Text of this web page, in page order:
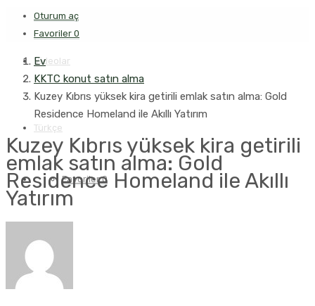
Videolar
Türkçe
Favoriler0
Oturum aç
Favoriler 0
Ev
KKTC konut satın alma
Kuzey Kıbrıs yüksek kira getirili emlak satın alma: Gold
Residence Homeland ile Akıllı Yatırım
Kuzey Kıbrıs yüksek kira getirili
emlak satın alma: Gold
Residence Homeland ile Akıllı
Yatırım